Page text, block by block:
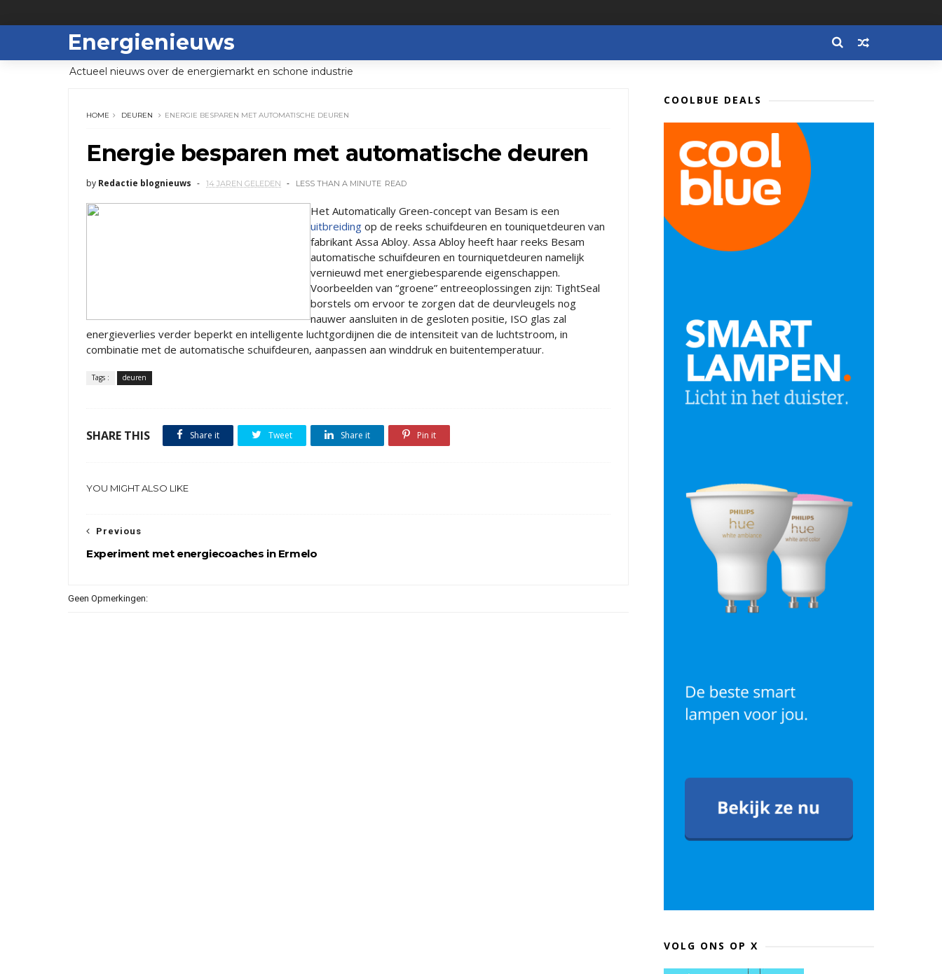
Energienieuws
Actueel nieuws over de energiemarkt en schone industrie
HOME DEUREN ENERGIE BESPAREN MET AUTOMATISCHE DEUREN
Energie besparen met automatische deuren
by Redactie blognieuws 14 JAREN GELEDEN LESS THAN A MINUTE READ
Het Automatically Green-concept van Besam is een
uitbreiding op de reeks schuifdeuren en touniquetdeuren van
fabrikant Assa Abloy. Assa Abloy heeft haar reeks Besam
automatische schuifdeuren en tourniquetdeuren namelijk
vernieuwd met energiebesparende eigenschappen.
Voorbeelden van “groene” entreeoplossingen zijn: TightSeal
borstels om ervoor te zorgen dat de deurvleugels nog
nauwer aansluiten in de gesloten positie, ISO glas zal
energieverlies verder beperkt en intelligente luchtgordijnen die de intensiteit van de luchtstroom, in
combinatie met de automatische schuifdeuren, aanpassen aan winddruk en buitentemperatuur.
Tags : deuren
SHARE THIS Share it Tweet Share it Pin it
YOU MIGHT ALSO LIKE
Previous
Experiment met energiecoaches in Ermelo
Geen Opmerkingen:
COOLBUE DEALS
VOLG ONS OP X